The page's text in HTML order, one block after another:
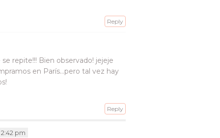
Reply
repite!!! Bien observado! jejeje
en París…pero tal vez hay
Reply
2:42 pm